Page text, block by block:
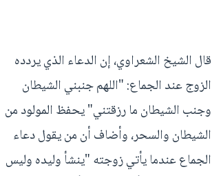
قال الشيخ الشعراوي، إن الدعاء الذي يردده
الزوج عند الجماع: "اللهم جنبني الشيطان
وجنب الشيطان ما رزقتني" يحفظ المولود من
الشيطان والسحر، وأضاف أن من يقول دعاء
الجماع عندما يأتي زوجته "ينشأ وليده وليس